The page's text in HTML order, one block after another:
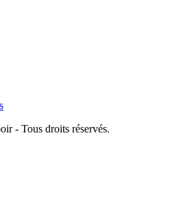
- Tous droits réservés.